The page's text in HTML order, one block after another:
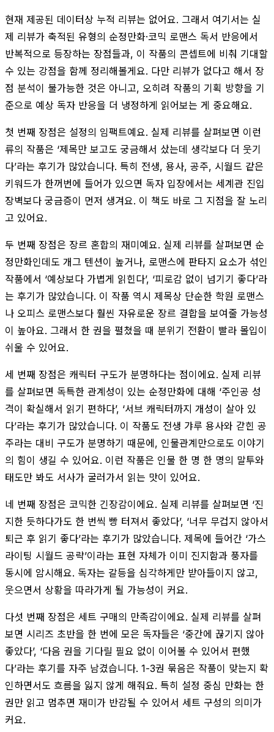
현재 제공된 데이터상 누적 리뷰는 없어요. 그래서 여기서는 실
제 리뷰가 축적된 유형의 순정만화·코믹 로맨스 독서 반응에서
반복적으로 등장하는 장점들과, 이 작품의 콘셉트에 비춰 기대할
수 있는 강점을 함께 정리해볼게요. 다만 리뷰가 없다고 해서 장
점 분석이 불가능한 것은 아니고, 오히려 작품의 기획 방향을 기
준으로 예상 독자 반응을 더 냉정하게 읽어보는 게 중요해요.
첫 번째 장점은 설정의 임팩트예요. 실제 리뷰를 살펴보면 이런
류의 작품은 ‘제목만 보고도 궁금해서 샀는데 생각보다 더 웃기
다’라는 후기가 많았습니다. 특히 전생, 용사, 공주, 시월드 같은
키워드가 한꺼번에 들어가 있으면 독자 입장에서는 세계관 진입
장벽보다 궁금증이 먼저 생겨요. 이 책도 바로 그 지점을 잘 노리
고 있어요.
두 번째 장점은 장르 혼합의 재미예요. 실제 리뷰를 살펴보면 순
정만화인데도 개그 텐션이 높거나, 로맨스에 판타지 요소가 섞인
작품에서 ‘예상보다 가볍게 읽힌다’, ‘피로감 없이 넘기기 좋다’라
는 후기가 많았습니다. 이 작품 역시 제목상 단순한 학원 로맨스
나 오피스 로맨스보다 훨씬 자유로운 장르 결합을 보여줄 가능성
이 높아요. 그래서 한 권을 펼쳤을 때 분위기 전환이 빨라 몰입이
쉬울 수 있어요.
세 번째 장점은 캐릭터 구도가 분명하다는 점이에요. 실제 리뷰
를 살펴보면 독특한 관계성이 있는 순정만화에 대해 ‘주인공 성
격이 확실해서 읽기 편하다’, ‘서브 캐릭터까지 개성이 살아 있
다’라는 후기가 많았습니다. 이 작품도 전생 갸루 용사와 갇힌 공
주라는 대비 구도가 분명하기 때문에, 인물관계만으로도 이야기
의 힘이 생길 수 있어요. 이런 작품은 인물 한 명 한 명의 말투와
태도만 봐도 서사가 굴러가서 읽는 맛이 있어요.
네 번째 장점은 코믹한 긴장감이에요. 실제 리뷰를 살펴보면 ‘진
지한 듯하다가도 한 번씩 빵 터져서 좋았다’, ‘너무 무겁지 않아서
퇴근 후 읽기 좋다’라는 후기가 많았습니다. 제목에 들어간 ‘가스
라이팅 시월드 공략’이라는 표현 자체가 이미 진지함과 풍자를
동시에 암시해요. 독자는 갈등을 심각하게만 받아들이지 않고,
웃으면서 상황을 따라가게 될 가능성이 커요.
다섯 번째 장점은 세트 구매의 만족감이에요. 실제 리뷰를 살펴
보면 시리즈 초반을 한 번에 모은 독자들은 ‘중간에 끊기지 않아
좋았다’, ‘다음 권을 기다릴 필요 없이 이어볼 수 있어서 편했
다’라는 후기를 자주 남겼습니다. 1-3권 묶음은 작품이 맞는지 확
인하면서도 흐름을 잃지 않게 해줘요. 특히 설정 중심 만화는 한
권만 읽고 멈추면 재미가 반감될 수 있어서 세트 구성의 의미가
커요.